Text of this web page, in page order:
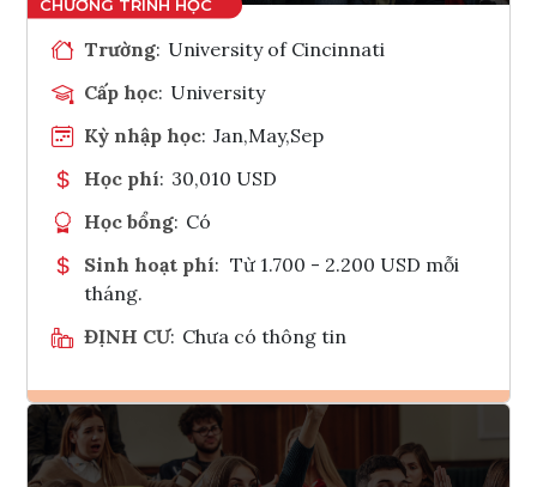
Trường: University of Cincinnati
Cấp học: University
Kỳ nhập học: Jan,May,Sep
Học phí: 30,010 USD
Học bổng: Có
Sinh hoạt phí: Từ 1.700 - 2.200 USD mỗi
tháng.
ĐỊNH CƯ: Chưa có thông tin
Ghi danh